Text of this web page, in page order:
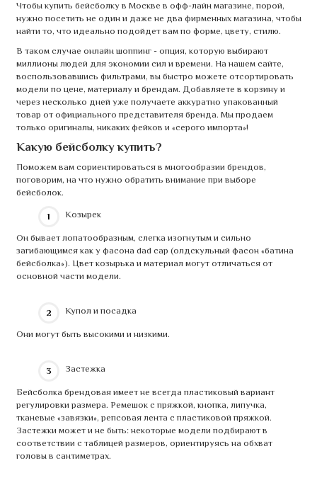
Чтобы купить бейсболку в Москве в офф-лайн магазине, порой,
нужно посетить не один и даже не два фирменных магазина, чтобы
найти то, что идеально подойдет вам по форме, цвету, стилю.
В таком случае онлайн шоппинг - опция, которую выбирают
миллионы людей для экономии сил и времени. На нашем сайте,
воспользовавшись фильтрами, вы быстро можете отсортировать
модели по цене, материалу и брендам. Добавляете в корзину и
через несколько дней уже получаете аккуратно упакованный
товар от официального представителя бренда. Мы продаем
только оригиналы, никаких фейков и «серого импорта»!
Какую бейсболку купить?
Поможем вам сориентироваться в многообразии брендов,
поговорим, на что нужно обратить внимание при выборе
бейсболок.
Козырек
Он бывает лопатообразным, слегка изогнутым и сильно
загибающимся как у фасона dad cap (олдскульный фасон «батина
бейсболка»). Цвет козырька и материал могут отличаться от
основной части модели.
Купол и посадка
Они могут быть высокими и низкими.
Застежка
Бейсболка брендовая имеет не всегда пластиковый вариант
регулировки размера. Ремешок с пряжкой, кнопка, липучка,
тканевые «завязки», репсовая лента с пластиковой пряжкой.
Застежки может и не быть: некоторые модели подбирают в
соответствии с таблицей размеров, ориентируясь на обхват
головы в сантиметрах.